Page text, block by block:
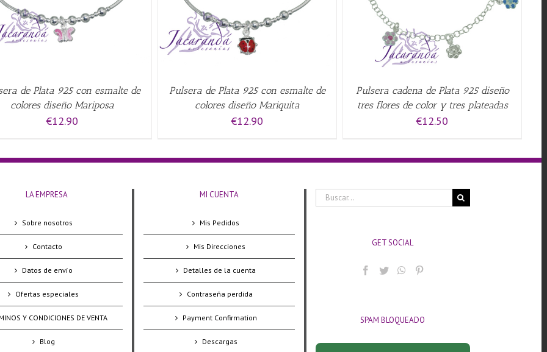
de Plata 925 con esmalte de
colores diseño Mariposa
€12.90
Pulsera de Plata 925 con esmalte de
colores diseño Mariquita
€12.90
Pulsera cadena de Plata 925 diseño
tres flores de color y tres plateadas
€12.50
LA EMPRESA
Sobre nosotros
Contacto
Datos de envío
Ofertas especiales
Y CONDICIONES DE VENTA
Blog
MI CUENTA
Mis Pedidos
Mis Direcciones
Detalles de la cuenta
Contraseña perdida
Payment Confirmation
Descargas
Buscar:
GET SOCIAL
SPAM BLOQUEADO